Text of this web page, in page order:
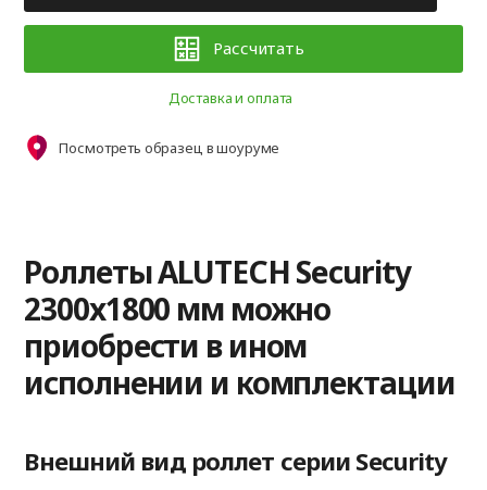
Рассчитать
Доставка и оплата
Посмотреть образец в шоуруме
Роллеты ALUTECH Security
2300x1800 мм можно
приобрести в ином
исполнении и комплектации
Внешний вид роллет серии Security